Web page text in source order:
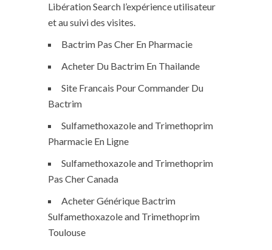
Libération Search l’expérience utilisateur
et au suivi des visites.
Bactrim Pas Cher En Pharmacie
Acheter Du Bactrim En Thailande
Site Francais Pour Commander Du
Bactrim
Sulfamethoxazole and Trimethoprim
Pharmacie En Ligne
Sulfamethoxazole and Trimethoprim
Pas Cher Canada
Acheter Générique Bactrim
Sulfamethoxazole and Trimethoprim
Toulouse